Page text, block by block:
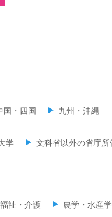
国・四国 九州・沖縄
学 文科省以外の省庁所
福祉・介護 農学・水産